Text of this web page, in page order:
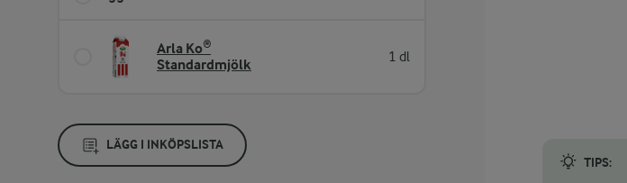
Arla Ko®
Standardmjölk
1 dl
LÄGG I INKÖPSLISTA
TIPS: